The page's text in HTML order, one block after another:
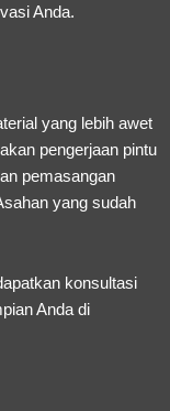
Anda.
yang lebih awet
pengerjaan pintu
pemasangan
yang sudah
konsultasi
Anda di